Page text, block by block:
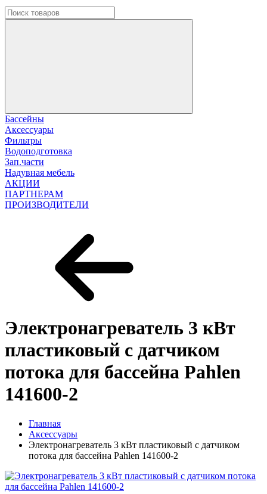
Бассейны
Аксессуары
Фильтры
Водоподготовка
Зап.части
Надувная мебель
АКЦИИ
ПАРТНЕРАМ
ПРОИЗВОДИТЕЛИ
Электронагреватель 3 кВт
пластиковый с датчиком
потока для бассейна Pahlen
141600-2
Главная
Аксессуары
Электронагреватель 3 кВт пластиковый с датчиком
потока для бассейна Pahlen 141600-2